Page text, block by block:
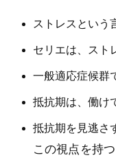
ストレスという
セリエは、スト
一般適応症候群
抵抗期は、働け
抵抗期を見逃さ
この視点を持